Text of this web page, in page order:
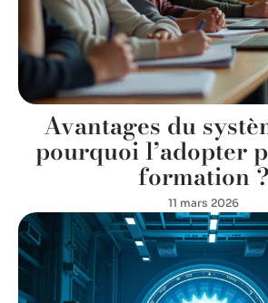
Avantages du
pourquoi l’adopter
formation ?
11 mars 2026